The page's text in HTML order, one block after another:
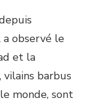
observé le
et la
vilains barbus
monde, sont